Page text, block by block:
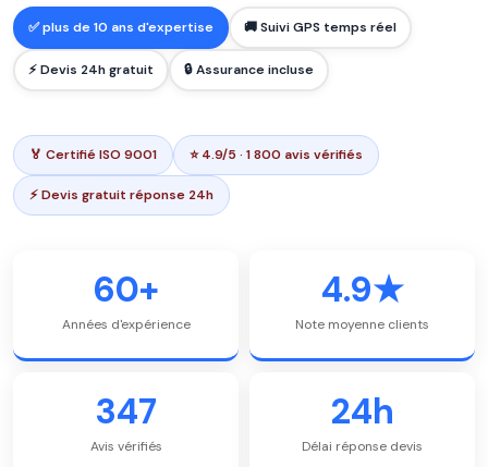
✅ plus de 10 ans d'expertise 🚚 Suivi GPS temps réel
⚡ Devis 24h gratuit 🔒 Assurance incluse
🏅 Certifié ISO 9001 ⭐ 4.9/5 · 1 800 avis vérifiés
⚡ Devis gratuit réponse 24h
60+
Années d'expérience
4.9★
Note moyenne clients
347
Avis vérifiés
24h
Délai réponse devis